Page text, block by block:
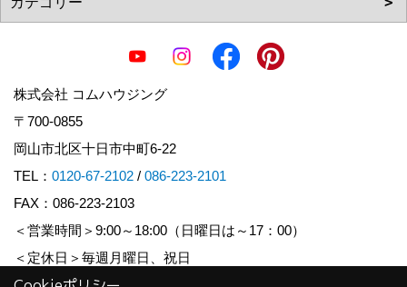
株式会社 コムハウジング
〒700-0855
岡山市北区十日市中町6-22
TEL： 0120-67-2102 / 086-223-2101
FAX：086-223-2103
＜営業時間＞9:00～18:00（日曜日は～17：00）
＜定休日＞毎週月曜日、祝日